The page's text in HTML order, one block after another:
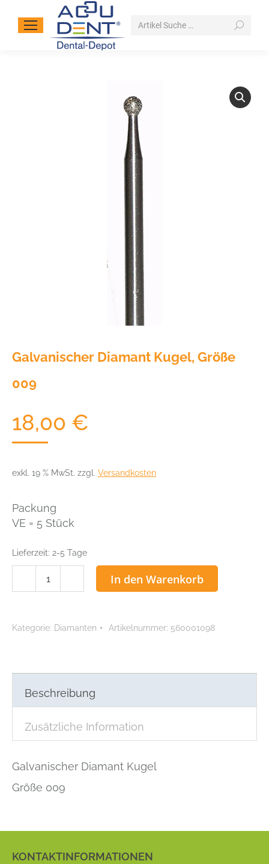
Search:
Galvanischer Diamant Kugel, Größe
009
18,00 €
exkl. 19 % MwSt. zzgl. Versandkosten
Packung
VE = 5 Stück
Lieferzeit: 2-5 Tage
009
In den Warenkorb
Kategorie: Diamanten Artikelnummer: 560001098
Beschreibung
Zusätzliche Information
Galvanischer Diamant Kugel
Größe 009
KONTAKTINFORMATIONEN